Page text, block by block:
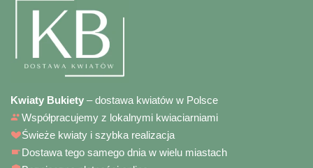
Kwiaty Bukiety – dostawa kwiatów w Polsce
Współpracujemy z lokalnymi kwiaciarniami
Świeże kwiaty i szybka realizacja
Dostawa tego samego dnia w wielu miastach